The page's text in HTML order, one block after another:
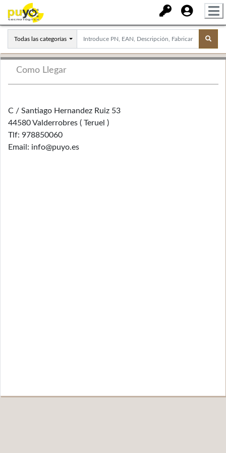
Todas las categorías
Como Llegar
C / Santiago Hernandez Ruiz 53
44580 Valderrobres ( Teruel )
Tlf: 978850060
Email: info@puyo.es